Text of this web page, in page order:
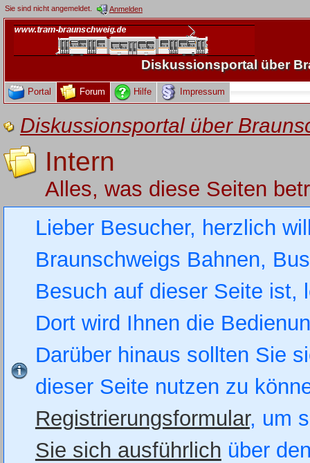
Sie sind nicht angemeldet. Anmelden
Diskussionsportal über
Portal Forum Hilfe Impressum
Diskussionsportal über
Intern
Alles, was diese Seiten
Lieber Besucher, herzlich
Braunschweigs Bahnen,
Besuch auf dieser Seite
Dort wird Ihnen die
Darüber hinaus sollten Sie
dieser Seite nutzen zu
Registrierungsformular, um
Sie sich ausführlich über